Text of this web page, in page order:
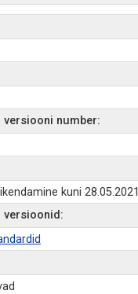
versiooni number:
kuni 28.05.2021
versioonid: